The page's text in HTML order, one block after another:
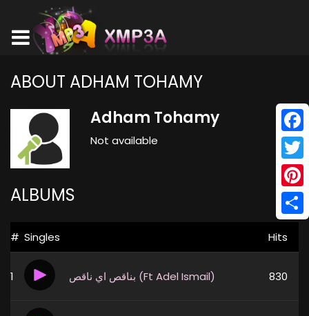
ABOUT ADHAM TOHAMY
Adham Tohamy
Not available
ALBUMS
# Singles Hits
1 بناقص اي ناقص (Ft Adel Ismail) 830